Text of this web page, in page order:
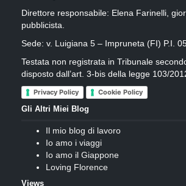
Direttore responsabile: Elena Farinelli,
pubblicista.
Sede: v. Luigiana 5 – Impruneta (FI) P.I.
Testata non registrata in Tribunale
disposto dall’art. 3-bis della legge 103/
Privacy Policy Cookie Policy
Gli Altri Miei Blog
Il mio blog di lavoro
Io amo i viaggi
Io amo il Giappone
Loving Florence
Views